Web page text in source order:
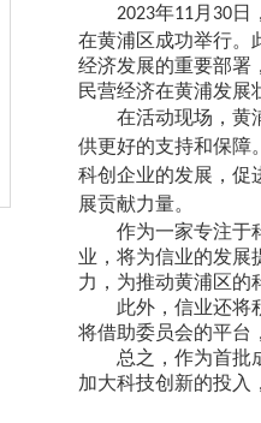
2023年11月 30日
在黄浦区成功举行。
经济发展的重要部署
民营经济在黄浦发展
在活动现场，黄
供更好的支持和保障
科创企业的发展，促
展贡献力量。
作为一家专注于
业，将为信业的发展
力，为推动黄浦区的
此外，信业还将
将借助委员会的平台
总之， 作为首批
加大科技创新的投入